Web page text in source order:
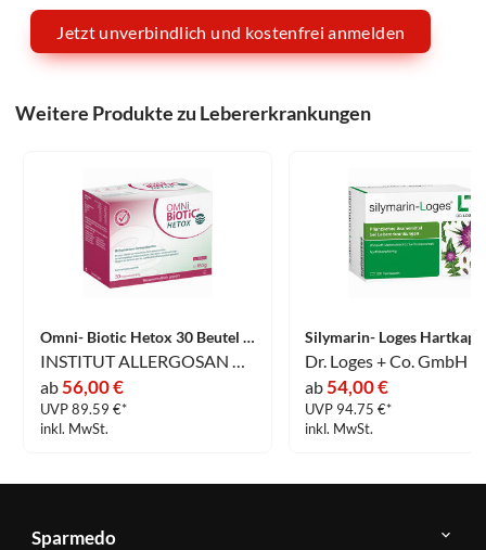
Jetzt unverbindlich und kostenfrei anmelden
Weitere Produkte zu Lebererkrankungen
Omni- Biotic Hetox 30 Beutel 30 x 6 g
INSTITUT ALLERGOSAN Deutschland (privat) GmbH
ab56,00 €
UVP 89.59 €*
inkl. MwSt.
Dr. Loges + Co. GmbH
ab54,00 €
UVP 94.75 €*
inkl. MwSt.
Sparmedo